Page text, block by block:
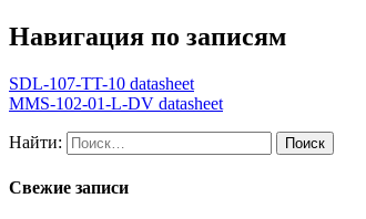
Навигация по записям
SDL-107-TT-10 datasheet
MMS-102-01-L-DV datasheet
Найти:
Свежие записи